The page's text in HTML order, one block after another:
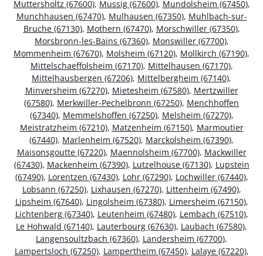
Muttersholtz (67600), Mussig (67600), Mundolsheim (67450),
Munchhausen (67470), Mulhausen (67350), Muhlbach-sur-
Bruche (67130), Mothern (67470), Morschwiller (67350),
Morsbronn-les-Bains (67360), Monswiller (67700),
Mommenheim (67670), Molsheim (67120), Mollkirch (67190),
Mittelschaeffolsheim (67170), Mittelhausen (67170),
Mittelhausbergen (67206), Mittelbergheim (67140),
Minversheim (67270), Mietesheim (67580), Mertzwiller
(67580), Merkwiller-Pechelbronn (67250), Menchhoffen
(67340), Memmelshoffen (67250), Melsheim (67270),
Meistratzheim (67210), Matzenheim (67150), Marmoutier
(67440), Marlenheim (67520), Marckolsheim (67390),
Maisonsgoutte (67220), Maennolsheim (67700), Mackwiller
(67430), Mackenheim (67390), Lutzelhouse (67130), Lupstein
(67490), Lorentzen (67430), Lohr (67290), Lochwiller (67440),
Lobsann (67250), Lixhausen (67270), Littenheim (67490),
Lipsheim (67640), Lingolsheim (67380), Limersheim (67150),
Lichtenberg (67340), Leutenheim (67480), Lembach (67510),
Le Hohwald (67140), Lauterbourg (67630), Laubach (67580),
Langensoultzbach (67360), Landersheim (67700),
Lampertsloch (67250), Lampertheim (67450), Lalaye (67220),